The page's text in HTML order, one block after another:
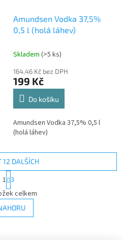
Amundsen Vodka 37,5%
0,5 l (holá láhev)
Skladem (>5 ks)
164,46 Kč bez DPH
199 Kč
Do košíku
Amundsen Vodka 37,5% 0,5 l
(holá láhev)
O
v
l
á
12 DALŠÍCH
t
r
á
n
k
1 3
celkem